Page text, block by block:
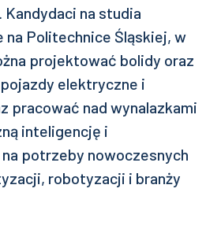
na studia
na Politechnice Śląskiej, w
projektować bolidy oraz
elektryczne i
pracować nad wynalazkami
inteligencję i
potrzeby nowoczesnych
robotyzacji i branży